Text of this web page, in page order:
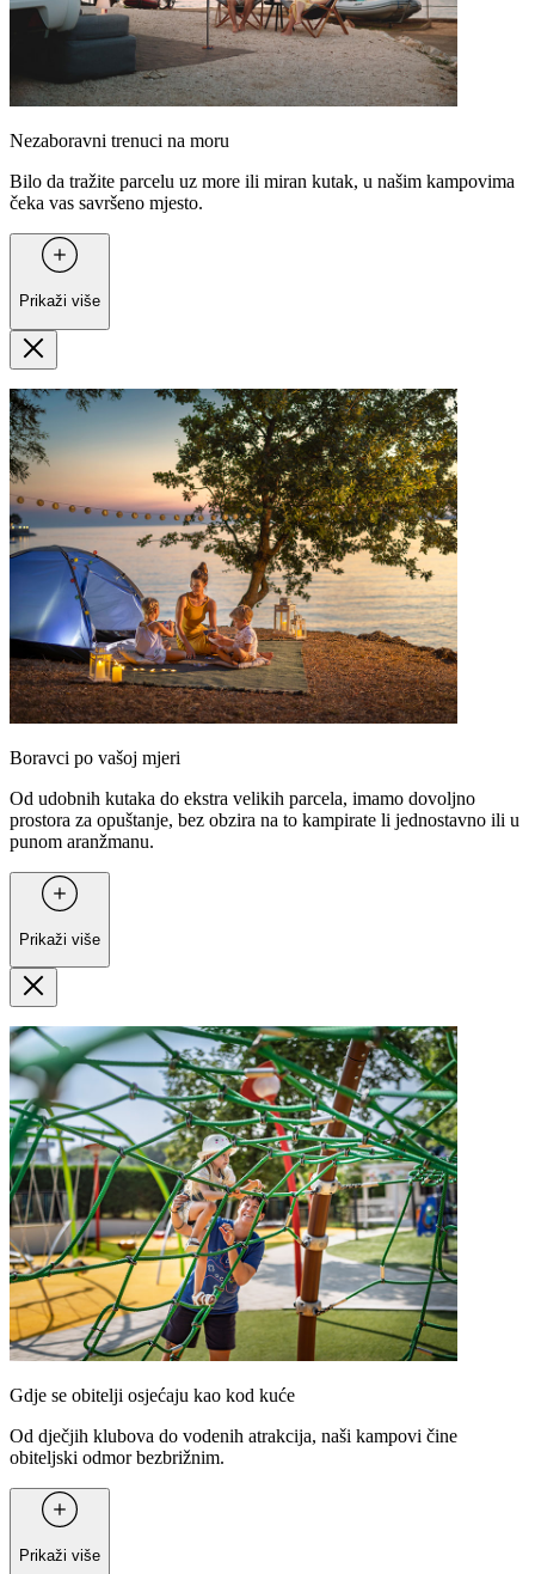
Nezaboravni trenuci na moru
Bilo da tražite parcelu uz more ili miran kutak, u našim kampovima
čeka vas savršeno mjesto.
Prikaži više
Boravci po vašoj mjeri
Od udobnih kutaka do ekstra velikih parcela, imamo dovoljno
prostora za opuštanje, bez obzira na to kampirate li jednostavno ili u
punom aranžmanu.
Prikaži više
Gdje se obitelji osjećaju kao kod kuće
Od dječjih klubova do vodenih atrakcija, naši kampovi čine
obiteljski odmor bezbrižnim.
Prikaži više